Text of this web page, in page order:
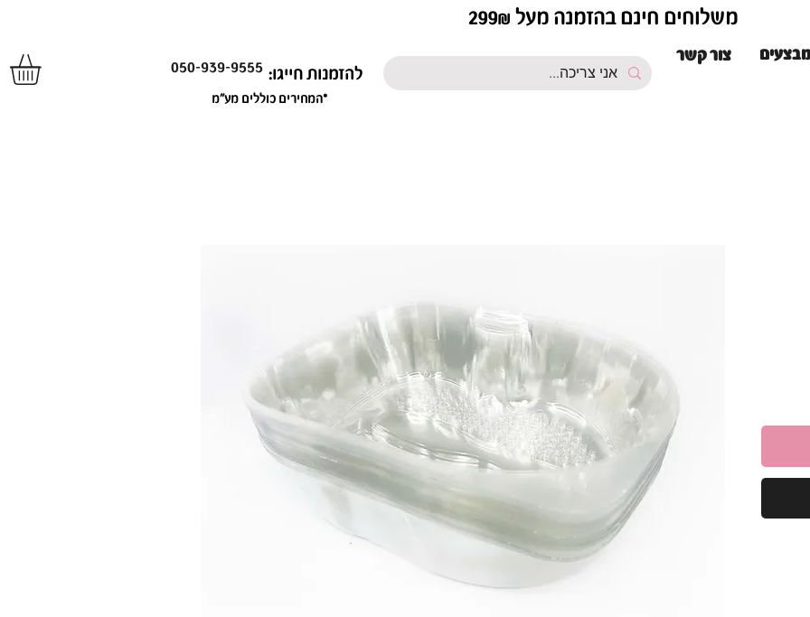
להזמנות חייגו: 050-939-9555
*המחירים כוללים מע"מ
צור קשר מבצעים
משלוחים חינם בהזמנה מעל 299₪